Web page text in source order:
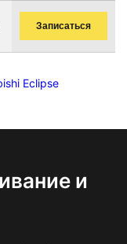
Записаться
Eclipse
и